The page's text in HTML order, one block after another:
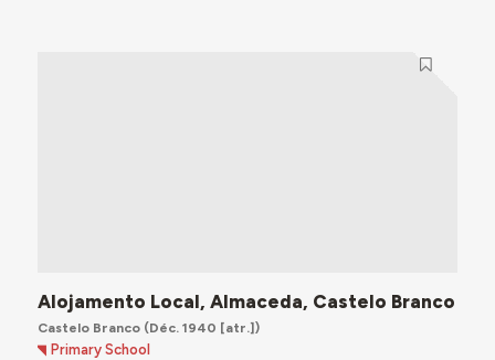
Alojamento Local, Almaceda, Castelo Branco
Castelo Branco(Déc. 1940 [atr.])
Primary School